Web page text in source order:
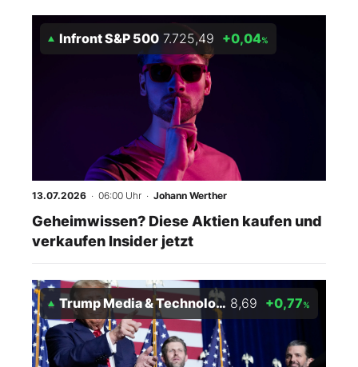
Infront S&P 500 7.725,49 +0,04%
13.07.2026 · 06:00 Uhr · Johann Werther
Geheimwissen? Diese Aktien kaufen und
verkaufen Insider jetzt
Trump Media & Technology Group 8,69 +0,77%